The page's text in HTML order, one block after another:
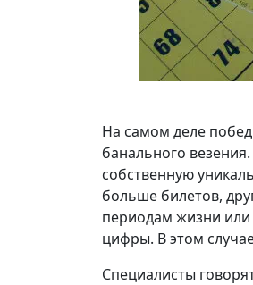
На самом деле
банального
собственную
больше билетов,
периодам жизни или
цифры. В этом
Специалисты